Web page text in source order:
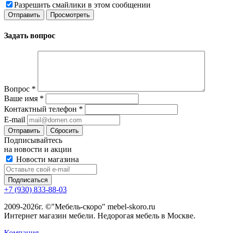
Разрешить смайлики в этом сообщении
Задать вопрос
Вопрос *
Ваше имя *
Контактный телефон *
E-mail
Сбросить
Подписывайтесь
на новости и акции
Новости магазина
+7 (930) 833-88-03
2009-2026г. ©"Мебель-скоро" mebel-skoro.ru
Интернет магазин мебели. Недорогая мебель в Москве.